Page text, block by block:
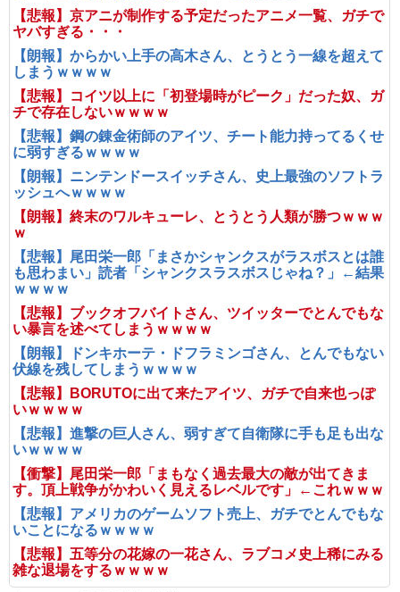
【悲報】京アニが制作する予定だったアニメ一覧、ガチで
ヤバすぎる・・・
【朗報】からかい上手の高木さん、とうとう一線を超えて
しまうｗｗｗｗ
【悲報】コイツ以上に「初登場時がピーク」だった奴、ガ
チで存在しないｗｗｗｗ
【悲報】鋼の錬金術師のアイツ、チート能力持ってるくせ
に弱すぎるｗｗｗｗ
【朗報】ニンテンドースイッチさん、史上最強のソフトラ
ッシュへｗｗｗｗ
【朗報】終末のワルキューレ、とうとう人類が勝つｗｗｗ
ｗ
【悲報】尾田栄一郎「まさかシャンクスがラスボスとは誰
も思わまい」読者「シャンクスラスボスじゃね？」←結果
ｗｗｗｗ
【悲報】ブックオフバイトさん、ツイッターでとんでもな
い暴言を述べてしまうｗｗｗｗ
【朗報】ドンキホーテ・ドフラミンゴさん、とんでもない
伏線を残してしまうｗｗｗｗ
【悲報】BORUTOに出て来たアイツ、ガチで自来也っぽ
いｗｗｗｗ
【悲報】進撃の巨人さん、弱すぎて自衛隊に手も足も出な
いｗｗｗｗ
【衝撃】尾田栄一郎「まもなく過去最大の敵が出てきま
す。頂上戦争がかわいく見えるレベルです」←これｗｗｗ
【悲報】アメリカのゲームソフト売上、ガチでとんでもな
いことになるｗｗｗｗ
【悲報】五等分の花嫁の一花さん、ラブコメ史上稀にみる
雑な退場をするｗｗｗｗ